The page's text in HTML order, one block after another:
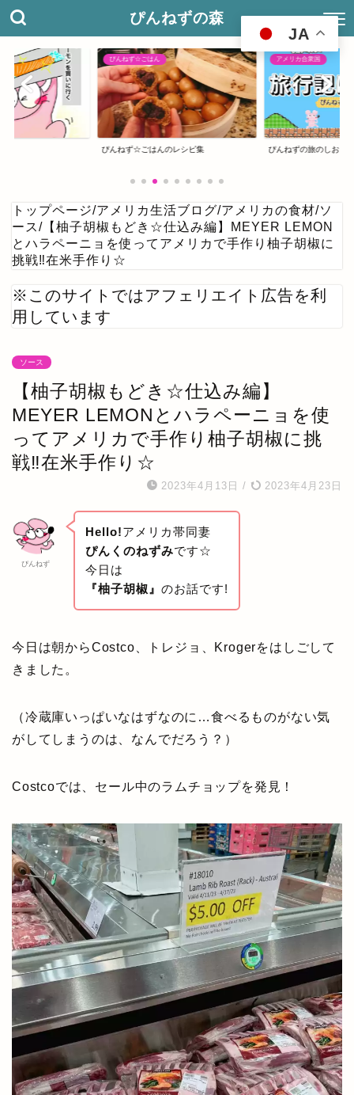
ぴんねずの森
ぴんねず☆ごはん
ぴんねず☆ごはんのレシピ集
アメリカ合衆国
ぴんねずの旅のしおり
トップページ/アメリカ生活ブログ/アメリカの食材/ソ
ース/ 【柚子胡椒もどき☆仕込み編】MEYER LEMON
とハラペーニョを使ってアメリカで手作り柚子胡椒に
挑戦‼在米手作り☆
※このサイトではアフェリエイト広告を利
用しています
ソース
【柚子胡椒もどき☆仕込み編】
MEYER LEMONとハラペーニョを使
ってアメリカで手作り柚子胡椒に挑
戦‼在米手作り☆
2023年4月13日 / 2023年4月23日
ぴんねず
Hello!アメリカ帯同妻
ぴんくのねずみです☆
今日は
『柚子胡椒』 のお話です!
今日は朝からCostco、トレジョ、Krogerをはしごして
きました。
（冷蔵庫いっぱいなはずなのに…食べるものがない気
がしてしまうのは、なんでだろう？）
Costcoでは、セール中のラムチョップを発見！
JA